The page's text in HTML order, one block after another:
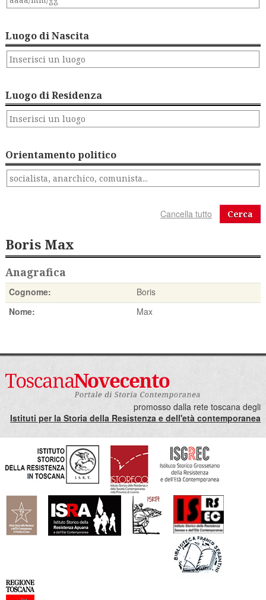
Luogo di Nascita
Luogo di Residenza
Orientamento politico
Cerca
Boris Max
Anagrafica
Cognome:
Boris
Nome:
Max
promosso dalla rete toscana degli
Istituti per la Storia della Resistenza e dell'età contemporanea